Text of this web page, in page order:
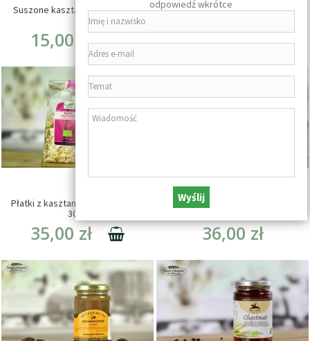
Suszone kasztany jadalne 250g
15,00 zł
Suszone kasztany jadalne 500g
29,00 zł
Płatki z kasztanów jadalnych bio
300g
35,00 zł
Krem z kasztanów jadalnych BIO
36,00 zł
odpowiedź wkrótce
Wyślij